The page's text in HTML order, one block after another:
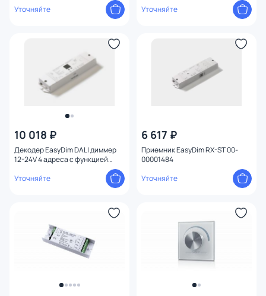
Уточняйте
Уточняйте
10 018 ₽
Декодер EasyDim DALI диммер
12-24V 4 адреса с функцией
Уточняйте
6 617 ₽
Приемник EasyDim RX-ST 00-
00001484
Уточняйте